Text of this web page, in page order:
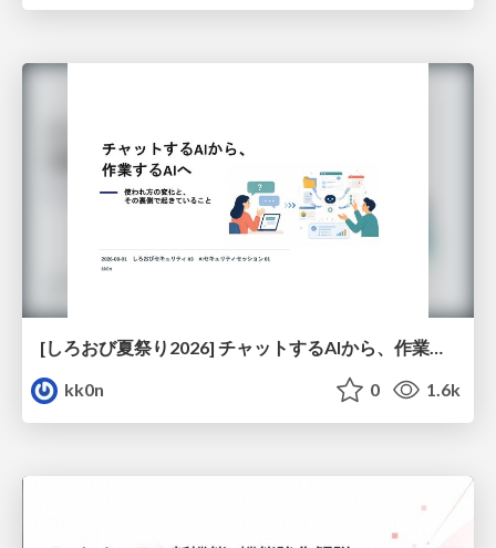
[しろおび夏祭り2026] チャットするAIから、作業するAIへ - 使われ方の変化と、その裏側で起きていること
kk0n
0 1.6k